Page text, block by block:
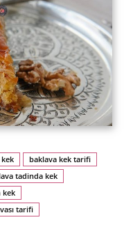
baklava kek tarifi
tadinda kek
kek
tarifi